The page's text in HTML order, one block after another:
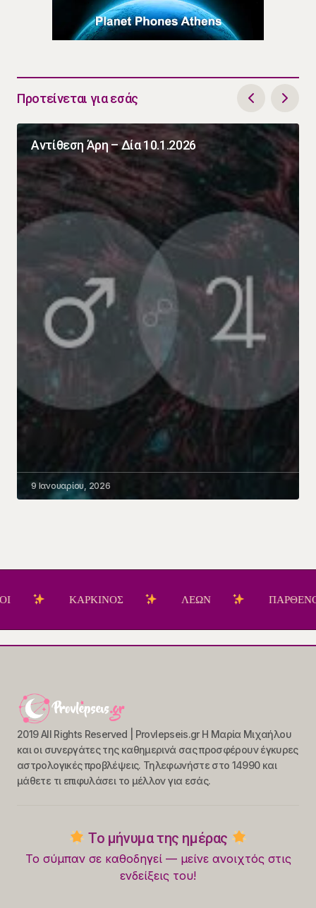
Προτείνεται για εσάς
Αντίθεση Άρη – Δία 10.1.2026
9 Ιανουαρίου, 2026
ΚΑΡΚΙΝΟΣ ΛΕΩΝ ΠΑΡΘΕΝΟΣ
2019 All Rights Reserved | Provlepseis.gr Η Μαρία Μιχαήλου
και οι συνεργάτες της καθημερινά σας προσφέρουν έγκυρες
αστρολογικές προβλέψεις. Τηλεφωνήστε στο 14990 και
μάθετε τι επιφυλάσει το μέλλον για εσάς.
Το μήνυμα της ημέρας
Το σύμπαν σε καθοδηγεί — μείνε ανοιχτός στις
ενδείξεις του!